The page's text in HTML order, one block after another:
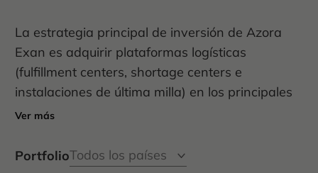
La estrategia principal de inversión de Azora
Exan es adquirir plataformas logísticas
(fulfillment centers, shortage centers e
instalaciones de última milla) en los principales
corredores industriales/logísticos de EE. UU.,
solvencia.
Ver más
Portfolio